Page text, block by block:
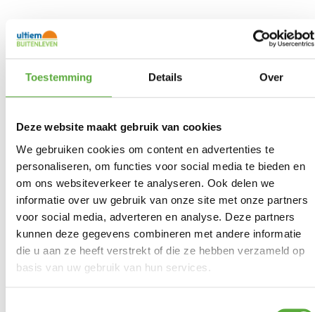
Toestemming Details Over
Deze website maakt gebruik van cookies
We gebruiken cookies om content en advertenties te
personaliseren, om functies voor social media te bieden en
om ons websiteverkeer te analyseren. Ook delen we
informatie over uw gebruik van onze site met onze partners
voor social media, adverteren en analyse. Deze partners
kunnen deze gegevens combineren met andere informatie
die u aan ze heeft verstrekt of die ze hebben verzameld op
basis van uw gebruik van hun services.